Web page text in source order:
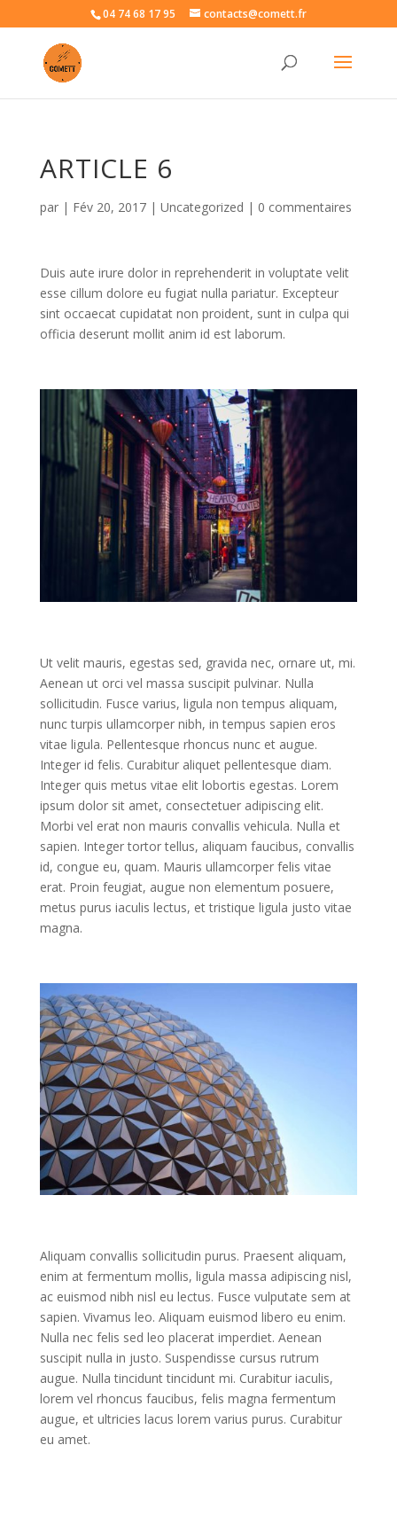
04 74 68 17 95 contacts@comett.fr
ARTICLE 6
par | Fév 20, 2017| Uncategorized | 0 commentaires
Duis aute irure dolor in reprehenderit in voluptate velit
esse cillum dolore eu fugiat nulla pariatur. Excepteur
sint occaecat cupidatat non proident, sunt in culpa qui
officia deserunt mollit anim id est laborum.
Ut velit mauris, egestas sed, gravida nec, ornare ut, mi.
Aenean ut orci vel massa suscipit pulvinar. Nulla
sollicitudin. Fusce varius, ligula non tempus aliquam,
nunc turpis ullamcorper nibh, in tempus sapien eros
vitae ligula. Pellentesque rhoncus nunc et augue.
Integer id felis. Curabitur aliquet pellentesque diam.
Integer quis metus vitae elit lobortis egestas. Lorem
ipsum dolor sit amet, consectetuer adipiscing elit.
Morbi vel erat non mauris convallis vehicula. Nulla et
sapien. Integer tortor tellus, aliquam faucibus, convallis
id, congue eu, quam. Mauris ullamcorper felis vitae
erat. Proin feugiat, augue non elementum posuere,
metus purus iaculis lectus, et tristique ligula justo vitae
magna.
Aliquam convallis sollicitudin purus. Praesent aliquam,
enim at fermentum mollis, ligula massa adipiscing nisl,
ac euismod nibh nisl eu lectus. Fusce vulputate sem at
sapien. Vivamus leo. Aliquam euismod libero eu enim.
Nulla nec felis sed leo placerat imperdiet. Aenean
suscipit nulla in justo. Suspendisse cursus rutrum
augue. Nulla tincidunt tincidunt mi. Curabitur iaculis,
lorem vel rhoncus faucibus, felis magna fermentum
augue, et ultricies lacus lorem varius purus. Curabitur
eu amet.